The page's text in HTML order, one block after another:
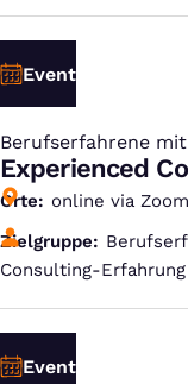
Event
Berufserfahrene
:
Experienced
Orte
online via
Zielgruppe
Consulting-Erfahrung
Event